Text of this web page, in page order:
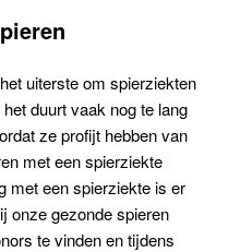
uiterste om spierziekten
duurt vaak nog te lang
ze profijt hebben van
met een spierziekte
met een spierziekte is er
onze gezonde spieren
te vinden en tijdens